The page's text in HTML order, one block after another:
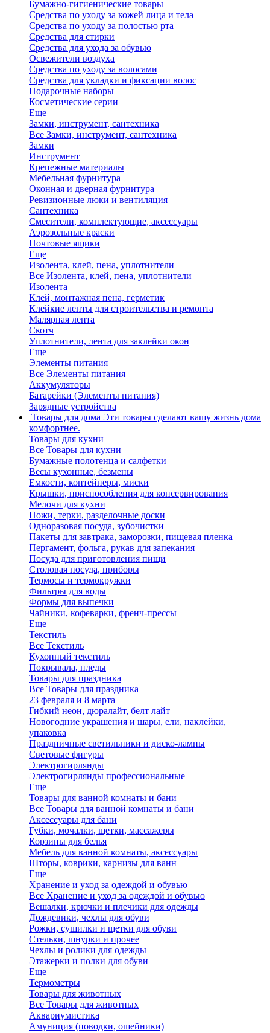
Бумажно-гигиенические товары
Средства по уходу за кожей лица и тела
Средства по уходу за полостью рта
Средства для стирки
Средства для ухода за обувью
Освежители воздуха
Средства по уходу за волосами
Средства для укладки и фиксации волос
Подарочные наборы
Косметические серии
Еще
Замки, инструмент, сантехника
Все Замки, инструмент, сантехника
Замки
Инструмент
Крепежные материалы
Мебельная фурнитура
Оконная и дверная фурнитура
Ревизионные люки и вентиляция
Сантехника
Смесители, комплектующие, аксессуары
Аэрозольные краски
Почтовые ящики
Еще
Изолента, клей, пена, уплотнители
Все Изолента, клей, пена, уплотнители
Изолента
Клей, монтажная пена, герметик
Клейкие ленты для строительства и ремонта
Малярная лента
Скотч
Уплотнители, лента для заклейки окон
Еще
Элементы питания
Все Элементы питания
Аккумуляторы
Батарейки (Элементы питания)
Зарядные устройства
Товары для дома Эти товары сделают вашу жизнь дома
комфортнее.
Товары для кухни
Все Товары для кухни
Бумажные полотенца и салфетки
Весы кухонные, безмены
Емкости, контейнеры, миски
Крышки, приспособления для консервирования
Мелочи для кухни
Ножи, терки, разделочные доски
Одноразовая посуда, зубочистки
Пакеты для завтрака, заморозки, пищевая пленка
Пергамент, фольга, рукав для запекания
Посуда для приготовления пищи
Столовая посуда, приборы
Термосы и термокружки
Фильтры для воды
Формы для выпечки
Чайники, кофеварки, френч-прессы
Еще
Текстиль
Все Текстиль
Кухонный текстиль
Покрывала, пледы
Товары для праздника
Все Товары для праздника
23 февраля и 8 марта
Гибкий неон, дюралайт, белт лайт
Новогодние украшения и шары, ели, наклейки,
упаковка
Праздничные светильники и диско-лампы
Световые фигуры
Электрогирлянды
Электрогирлянды профессиональные
Еще
Товары для ванной комнаты и бани
Все Товары для ванной комнаты и бани
Аксессуары для бани
Губки, мочалки, щетки, массажеры
Корзины для белья
Мебель для ванной комнаты, аксессуары
Шторы, коврики, карнизы для ванн
Еще
Хранение и уход за одеждой и обувью
Все Хранение и уход за одеждой и обувью
Вешалки, крючки и плечики для одежды
Дождевики, чехлы для обуви
Рожки, сушилки и щетки для обуви
Стельки, шнурки и прочее
Чехлы и ролики для одежды
Этажерки и полки для обуви
Еще
Термометры
Товары для животных
Все Товары для животных
Аквариумистика
Амуниция (поводки, ошейники)